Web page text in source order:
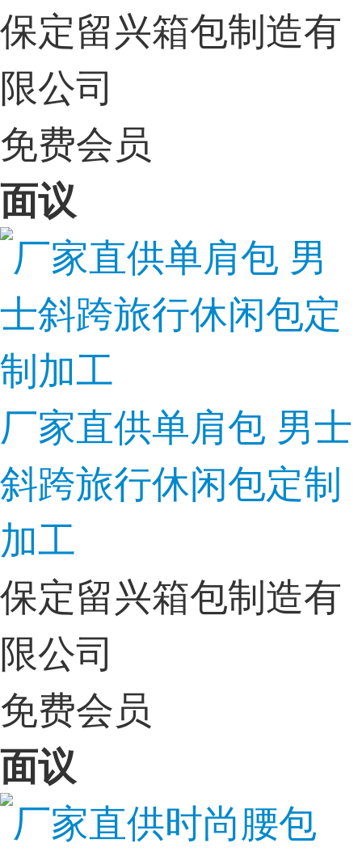
保定留兴箱包制造有
限公司
免费会员
面议
厂家直供单肩包 男士
斜跨旅行休闲包定制
加工
保定留兴箱包制造有
限公司
免费会员
面议